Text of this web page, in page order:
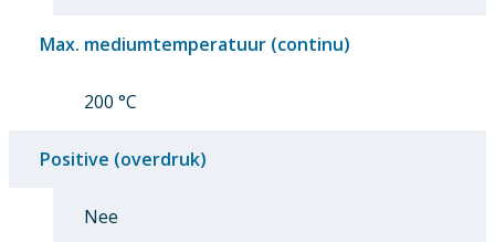
Max. mediumtemperatuur (continu)
200 °C
Positive (overdruk)
Nee